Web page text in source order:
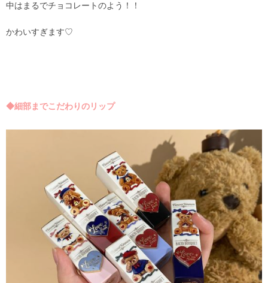
中はまるでチョコレートのよう！！
かわいすぎます♡
◆細部までこだわりのリップ